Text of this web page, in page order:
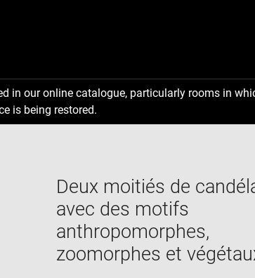
in our online catalogue, particularly rooms in
is being restored.
Deux moitiés de
avec des motifs
anthropomorphes,
zoomorphes et